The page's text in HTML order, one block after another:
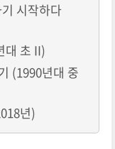
시작하다
대 초 II)
(1990년대 중
년)